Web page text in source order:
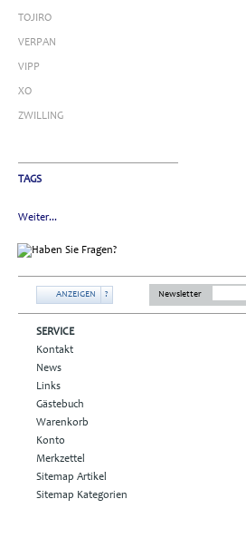
TOJIRO
VERPAN
VIPP
XO
ZWILLING
TAGS
Weiter...
ANZEIGEN ? Newsletter
SERVICE
Kontakt
News
Links
Gästebuch
Warenkorb
Konto
Merkzettel
Sitemap Artikel
Sitemap Kategorien